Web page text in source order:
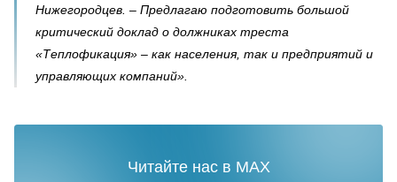
Нижегородцев. – Предлагаю подготовить большой
критический доклад о должниках треста
«Теплофикация» – как населения, так и предприятий и
управляющих компаний».
Читайте нас в MAX